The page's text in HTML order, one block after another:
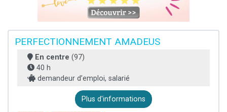
PERFECTIONNEMENT AMADEUS
En centre (97)
40 h
demandeur d’emploi, salarié
Plus d'informations